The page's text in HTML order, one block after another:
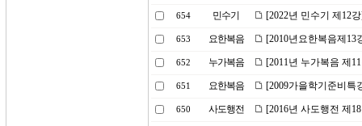
654 민수기 [2022년 민수기 제12
653 요한복음 [2010년요한복음제13
652 누가복음 [2011년 누가복음 제
651 요한복음 [2009가을학기준비특
650 사도행전 [2016년 사도행전 제